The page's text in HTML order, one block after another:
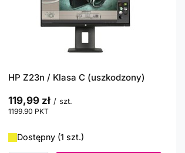
HP Z23n / Klasa C (uszkodzony)
119,99 zł / szt.
1199.90 PKT
Dostępny (1 szt.)